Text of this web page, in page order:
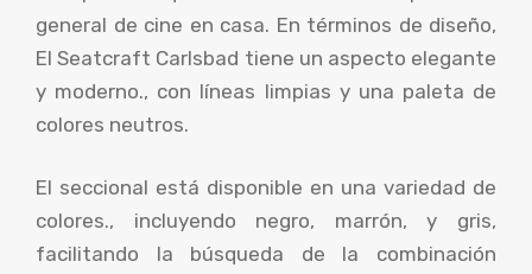
general de cine en casa. En términos de diseño,
El Seatcraft Carlsbad tiene un aspecto elegante
y moderno., con líneas limpias y una paleta de
colores neutros.
El seccional está disponible en una variedad de
colores., incluyendo negro, marrón, y gris,
facilitando la búsqueda de la combinación